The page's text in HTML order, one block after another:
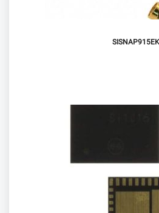
SISNAP915EK